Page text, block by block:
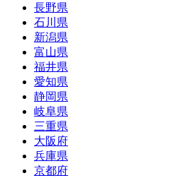
長野県
石川県
新潟県
富山県
福井県
愛知県
静岡県
岐阜県
三重県
大阪府
兵庫県
京都府